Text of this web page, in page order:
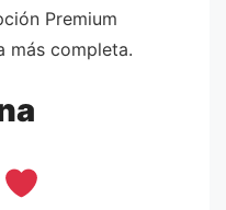
Premium
más completa.